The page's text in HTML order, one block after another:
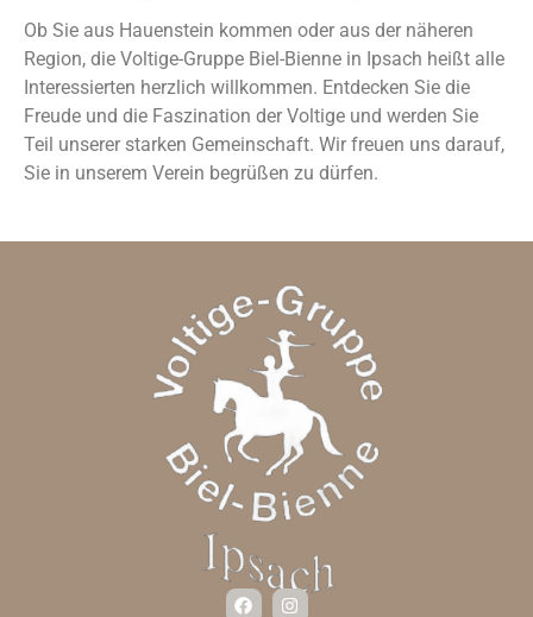
Ob Sie aus Hauenstein kommen oder aus der näheren
Region, die Voltige-Gruppe Biel-Bienne in Ipsach heißt alle
Interessierten herzlich willkommen. Entdecken Sie die
Freude und die Faszination der Voltige und werden Sie
Teil unserer starken Gemeinschaft. Wir freuen uns darauf,
Sie in unserem Verein begrüßen zu dürfen.